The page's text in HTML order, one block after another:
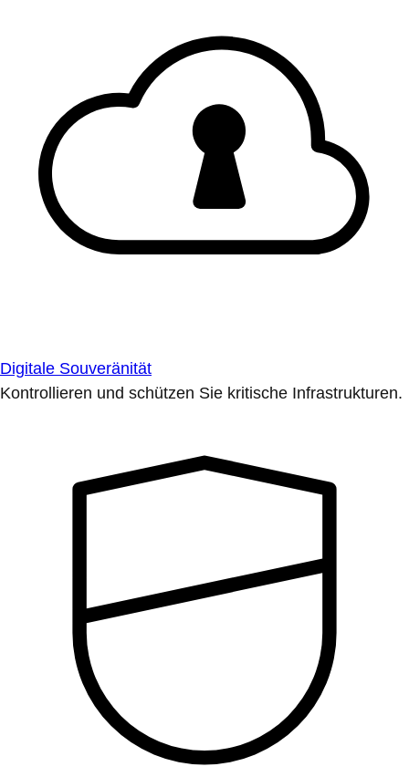
Digitale Souveränität
Kontrollieren und schützen Sie kritische Infrastrukturen.